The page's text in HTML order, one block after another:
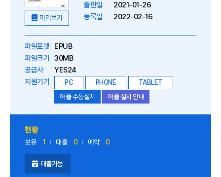
미리보기
출판일
2021-01-26
등록일
2022-02-16
파일포맷
EPUB
파일크기
30MB
공급사
YES24
지원기기
PC PHONE
TABLET
어플 수동설치
어플 설치 안내
현황
보유 1 대출 0 예약 0
대출가능